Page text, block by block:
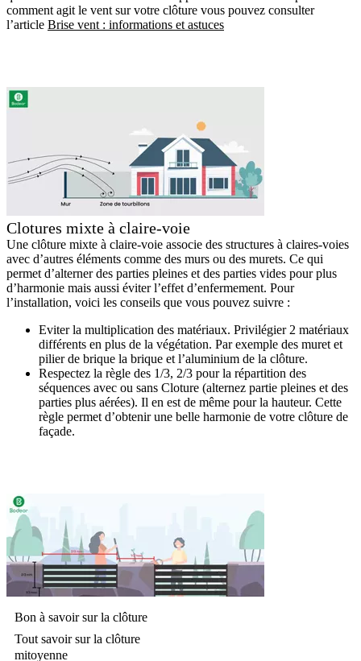
comment agit le vent sur votre clôture vous pouvez consulter
l’article Brise vent : informations et astuces
Clotures mixte à claire-voie
Une clôture mixte à claire-voie associe des structures à claires-voies
avec d’autres éléments comme des murs ou des murets. Ce qui
permet d’alterner des parties pleines et des parties vides pour plus
d’harmonie mais aussi éviter l’effet d’enfermement. Pour
l’installation, voici les conseils que vous pouvez suivre :
Eviter la multiplication des matériaux. Privilégier 2 matériaux
différents en plus de la végétation. Par exemple des muret et
pilier de brique la brique et l’aluminium de la clôture.
Respectez la règle des 1/3, 2/3 pour la répartition des
séquences avec ou sans Cloture (alternez partie pleines et des
parties plus aérées). Il en est de même pour la hauteur. Cette
règle permet d’obtenir une belle harmonie de votre clôture de
façade.
Bon à savoir sur la clôture
Tout savoir sur la clôture
mitoyenne